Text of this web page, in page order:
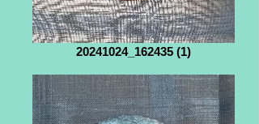
20241024_162435 (1)